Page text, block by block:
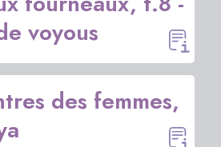
voyous
des femmes,